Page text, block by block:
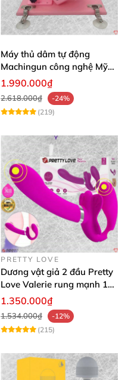
Máy thủ dâm tự động
Machingun công nghệ Mỹ
kích thích cực mạnh
1.990.000₫
2.618.000₫
-24%
(219)
PRETTY LOVE
Dương vật giả 2 đầu Pretty
Love Valerie rung mạnh 12
chế độ
1.350.000₫
1.534.000₫
-12%
(215)